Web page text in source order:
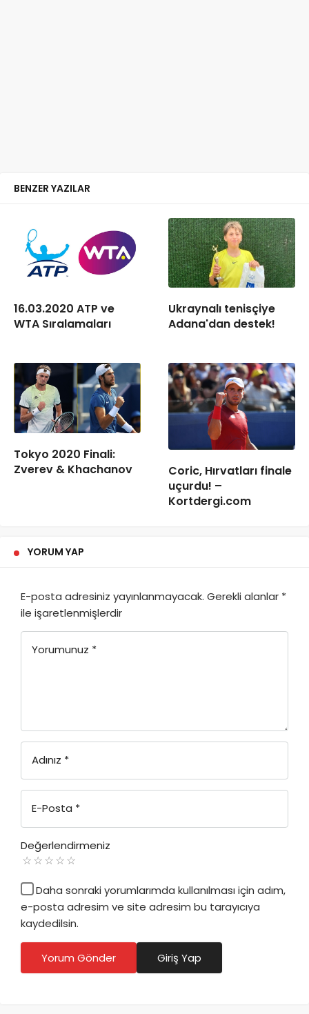
BENZER YAZILAR
16.03.2020 ATP ve
WTA Sıralamaları
Ukraynalı tenisçiye
Adana'dan destek!
Tokyo 2020 Finali:
Zverev & Khachanov
Coric, Hırvatları finale
uçurdu! –
Kortdergi.com
YORUM YAP
E-posta adresiniz yayınlanmayacak. Gerekli alanlar *
ile işaretlenmişlerdir
Yorumunuz *
Adınız *
E-Posta *
Değerlendirmeniz
Daha sonraki yorumlarımda kullanılması için adım,
e-posta adresim ve site adresim bu tarayıcıya
kaydedilsin.
Yorum Gönder Giriş Yap